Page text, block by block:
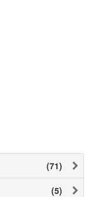
(71)
(5)